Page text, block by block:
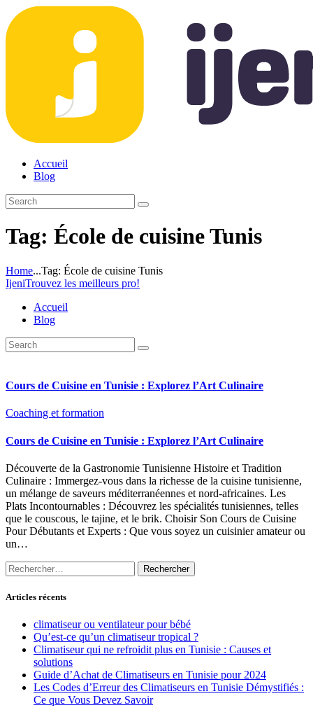
Accueil
Blog
Tag: École de cuisine Tunis
Home...Tag: École de cuisine Tunis
IjeniTrouvez les meilleurs pro!
Accueil
Blog
Cours de Cuisine en Tunisie : Explorez l’Art Culinaire
Coaching et formation
Cours de Cuisine en Tunisie : Explorez l’Art Culinaire
Découverte de la Gastronomie Tunisienne Histoire et Tradition
Culinaire : Immergez-vous dans la richesse de la cuisine tunisienne,
un mélange de saveurs méditerranéennes et nord-africaines. Les
Plats Incontournables : Découvrez les spécialités tunisiennes, telles
que le couscous, le tajine, et le brik. Choisir Son Cours de Cuisine
Pour Débutants et Experts : Que vous soyez un cuisinier amateur ou
un…
Rechercher :
Articles récents
climatiseur ou ventilateur pour bébé
Qu’est-ce qu’un climatiseur tropical ?
Climatiseur qui ne refroidit plus en Tunisie : Causes et
solutions
Guide d’Achat de Climatiseurs en Tunisie pour 2024
Les Codes d’Erreur des Climatiseurs en Tunisie Démystifiés :
Ce que Vous Devez Savoir